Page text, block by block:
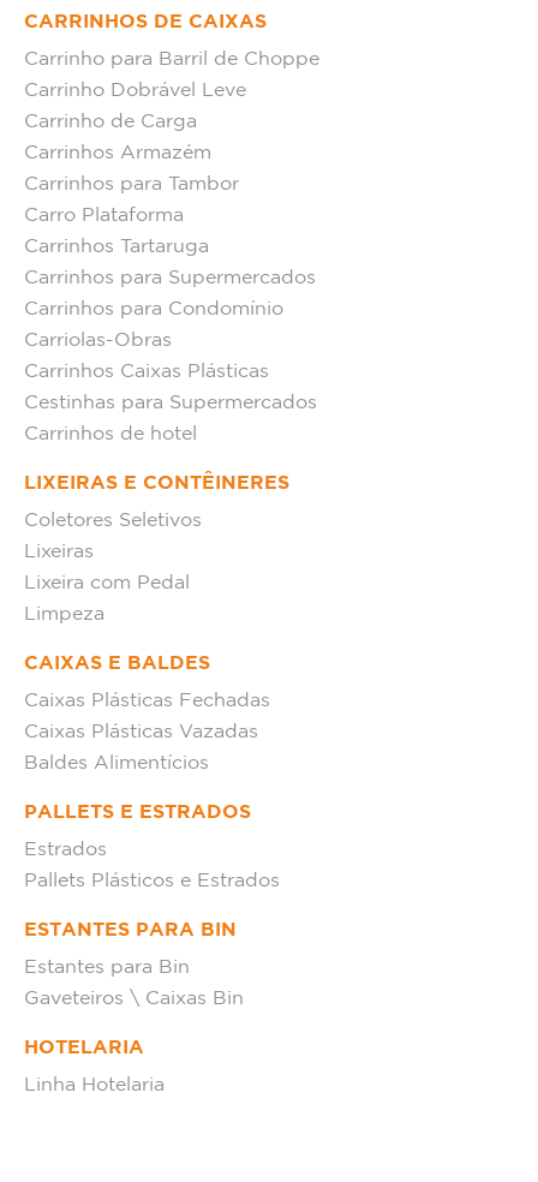
CARRINHOS DE CAIXAS
Carrinho para Barril de Choppe
Carrinho Dobrável Leve
Carrinho de Carga
Carrinhos Armazém
Carrinhos para Tambor
Carro Plataforma
Carrinhos Tartaruga
Carrinhos para Supermercados
Carrinhos para Condomínio
Carriolas-Obras
Carrinhos Caixas Plásticas
Cestinhas para Supermercados
Carrinhos de hotel
LIXEIRAS E CONTÊINERES
Coletores Seletivos
Lixeiras
Lixeira com Pedal
Limpeza
CAIXAS E BALDES
Caixas Plásticas Fechadas
Caixas Plásticas Vazadas
Baldes Alimentícios
PALLETS E ESTRADOS
Estrados
Pallets Plásticos e Estrados
ESTANTES PARA BIN
Estantes para Bin
Gaveteiros \ Caixas Bin
HOTELARIA
Linha Hotelaria